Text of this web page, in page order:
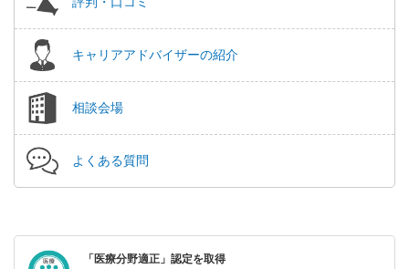
キャリアアドバイザーの紹介
相談会場
よくある質問
「医療分野適正」認定を取得